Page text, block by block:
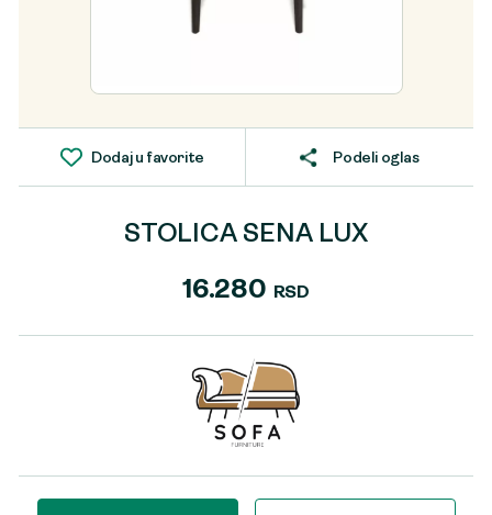
Dodaj u favorite Podeli oglas
STOLICA SENA LUX
16.280 RSD